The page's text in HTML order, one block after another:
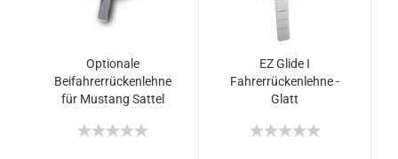
Optionale
Beifahrerrückenlehne
für Mustang Sattel
EZ Glide I
Fahrerrückenlehne -
Glatt